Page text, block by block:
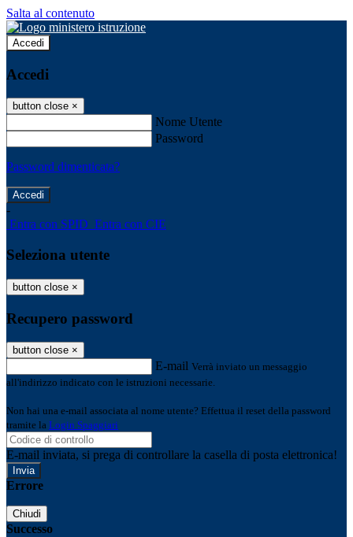
Salta al contenuto
Accedi
Accedi
button close ×
Nome Utente
Password
Password dimenticata?
-
Entra con SPID Entra con CIE
Seleziona utente
button close ×
Recupero password
button close ×
E-mail Verrà inviato un messaggio
all'indirizzo indicato con le istruzioni necessarie.
Non hai una e-mail associata al nome utente? Effettua il reset della password
tramite la Login Spaggiari
E-mail inviata, si prega di controllare la casella di posta elettronica!
Errore
Chiudi
Successo